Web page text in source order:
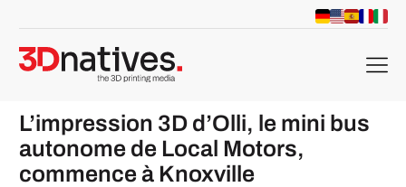
menu
L’impression 3D d’Olli, le mini bus
autonome de Local Motors,
commence à Knoxville